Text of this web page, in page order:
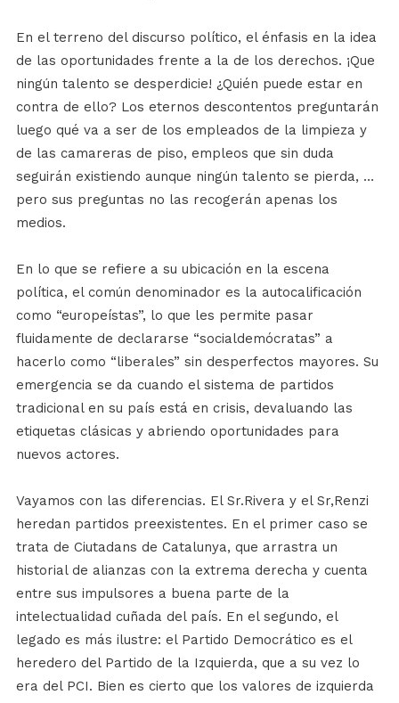
En el terreno del discurso político, el énfasis en la idea
de las oportunidades frente a la de los derechos. ¡Que
ningún talento se desperdicie! ¿Quién puede estar en
contra de ello? Los eternos descontentos preguntarán
luego qué va a ser de los empleados de la limpieza y
de las camareras de piso, empleos que sin duda
seguirán existiendo aunque ningún talento se pierda, …
pero sus preguntas no las recogerán apenas los
medios.
En lo que se refiere a su ubicación en la escena
política, el común denominador es la autocalificación
como “europeístas”, lo que les permite pasar
fluidamente de declararse “socialdemócratas” a
hacerlo como “liberales” sin desperfectos mayores. Su
emergencia se da cuando el sistema de partidos
tradicional en su país está en crisis, devaluando las
etiquetas clásicas y abriendo oportunidades para
nuevos actores.
Vayamos con las diferencias. El Sr.Rivera y el Sr,Renzi
heredan partidos preexistentes. En el primer caso se
trata de Ciutadans de Catalunya, que arrastra un
historial de alianzas con la extrema derecha y cuenta
entre sus impulsores a buena parte de la
intelectualidad cuñada del país. En el segundo, el
legado es más ilustre: el Partido Democrático es el
heredero del Partido de la Izquierda, que a su vez lo
era del PCI. Bien es cierto que los valores de izquierda